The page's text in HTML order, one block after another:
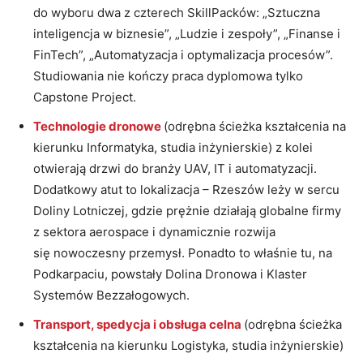
do wyboru dwa z czterech SkillPacków: „Sztuczna
inteligencja w biznesie”, „Ludzie i zespoły”, „Finanse i
FinTech”, „Automatyzacja i optymalizacja procesów”.
Studiowania nie kończy praca dyplomowa tylko
Capstone Project.
Technologie dronowe (odrębna ścieżka kształcenia na
kierunku Informatyka, studia inżynierskie) z kolei
otwierają drzwi do branży UAV, IT i automatyzacji.
Dodatkowy atut to lokalizacja – Rzeszów leży w sercu
Doliny Lotniczej, gdzie prężnie działają globalne firmy
z sektora aerospace i dynamicznie rozwija
się nowoczesny przemysł. Ponadto to właśnie tu, na
Podkarpaciu, powstały Dolina Dronowa i Klaster
Systemów Bezzałogowych.
Transport, spedycja i obsługa celna (odrębna ścieżka
kształcenia na kierunku Logistyka, studia inżynierskie)